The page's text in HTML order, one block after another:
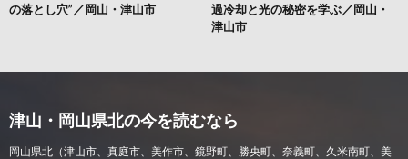
過冷却と光の秘密を学ぶ／岡山・
津山市
の落とし穴”／岡山・津山市
津山・岡山県北の今を読むなら
岡山県北（津山市、真庭市、美作市、鏡野町、勝央町、奈義町、久米南町、美